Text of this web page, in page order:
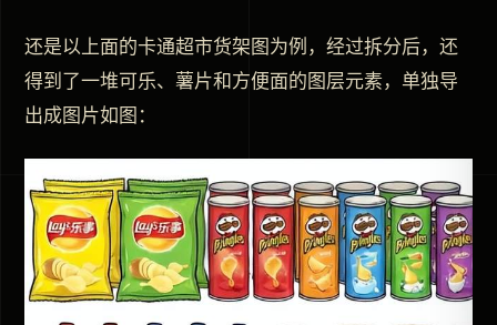
还是以上面的卡通超市货架图为例，经过拆分后，还
得到了一堆可乐、薯片和方便面的图层元素，单独导
出成图片如图：